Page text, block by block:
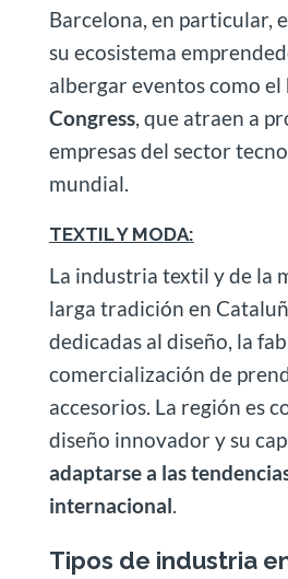
Barcelona, en particular,
su ecosistema
albergar eventos como el
Congress, que atraen a
empresas del sector
mundial.
TEXTIL Y MODA:
La industria textil y de la
larga tradición en
dedicadas al diseño, la
comercialización de
accesorios. La región es
diseño innovador y su
adaptarse a las
internacional.
Tipos de industria